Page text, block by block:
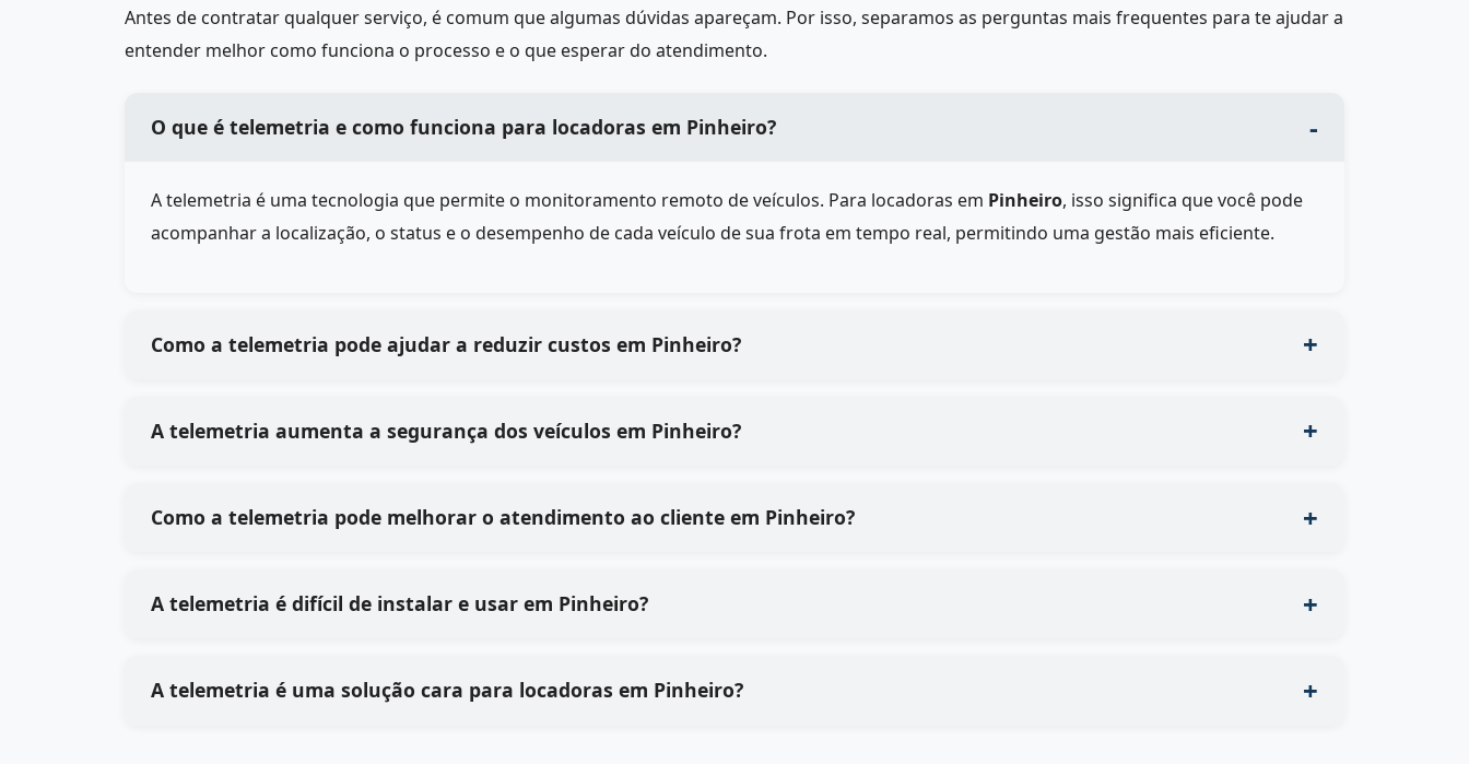
Antes de contratar qualquer serviço, é comum que algumas dúvidas apareçam. Por isso, separamos as perguntas mais frequentes para te ajudar a
entender melhor como funciona o processo e o que esperar do atendimento.
O que é telemetria e como funciona para locadoras em Pinheiro?
A telemetria é uma tecnologia que permite o monitoramento remoto de veículos. Para locadoras em Pinheiro, isso significa que você pode
acompanhar a localização, o status e o desempenho de cada veículo de sua frota em tempo real, permitindo uma gestão mais eficiente.
Como a telemetria pode ajudar a reduzir custos em Pinheiro?
A telemetria aumenta a segurança dos veículos em Pinheiro?
Como a telemetria pode melhorar o atendimento ao cliente em Pinheiro?
A telemetria é difícil de instalar e usar em Pinheiro?
A telemetria é uma solução cara para locadoras em Pinheiro?